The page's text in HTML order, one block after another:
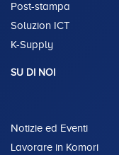
Post-stampa
Soluzion ICT
K-Supply
SU DI NOI
Notizie ed Eventi
Lavorare in Komori